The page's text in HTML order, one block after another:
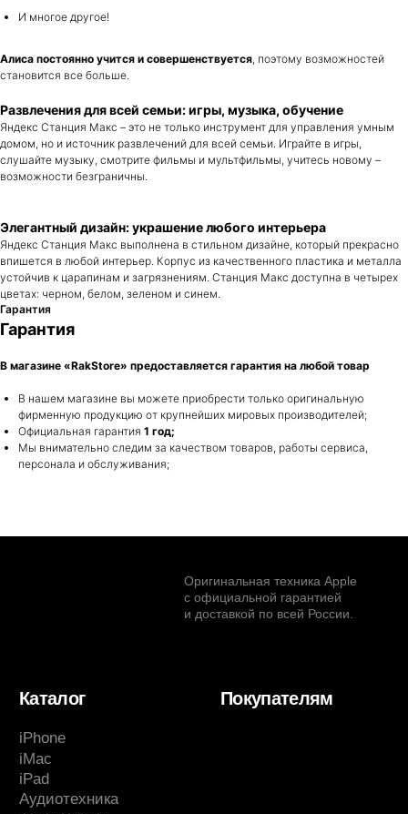
И многое другое!
Алиса постоянно учится и совершенствуется, поэтому возможностей
становится все больше.
Развлечения для всей семьи: игры, музыка, обучение
Яндекс Станция Макс – это не только инструмент для управления умным
домом, но и источник развлечений для всей семьи. Играйте в игры,
слушайте музыку, смотрите фильмы и мультфильмы, учитесь новому –
возможности безграничны.
Элегантный дизайн: украшение любого интерьера
Яндекс Станция Макс выполнена в стильном дизайне, который прекрасно
впишется в любой интерьер. Корпус из качественного пластика и металла
устойчив к царапинам и загрязнениям. Станция Макс доступна в четырех
цветах: черном, белом, зеленом и синем.
Гарантия
Гарантия
В магазине «RakStore» предоставляется гарантия на любой товар
В нашем магазине вы можете приобрести только оригинальную
фирменную продукцию от крупнейших мировых производителей;
Официальная гарантия 1 год;
Мы внимательно следим за качеством товаров, работы сервиса,
персонала и обслуживания;
признанной экстремистской организацией и
запрещенной в РФ.
Apple, логотип Apple и изображения Apple являются
2026 © RakStore. Все права защищены.
rakstore-info@mail.ru
Заказать обратный звонок
Сургут
Нижневартовск
iPhone
Аудиотехника
Apple Watch
DJI
Dyson
Город Сургут,
22:00
Ежедневно с 11:00 до 20:00